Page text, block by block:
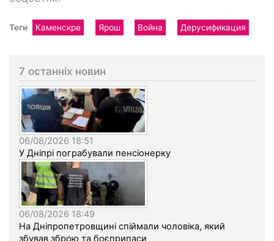
Теги Каменскре Ярош Война Дерусификация
7 останніх новин
06/08/2026 18:51
У Дніпрі пограбували пенсіонерку
06/08/2026 18:49
На Дніпропетровщині спіймали чоловіка, який
збував зброю та боєприпаси